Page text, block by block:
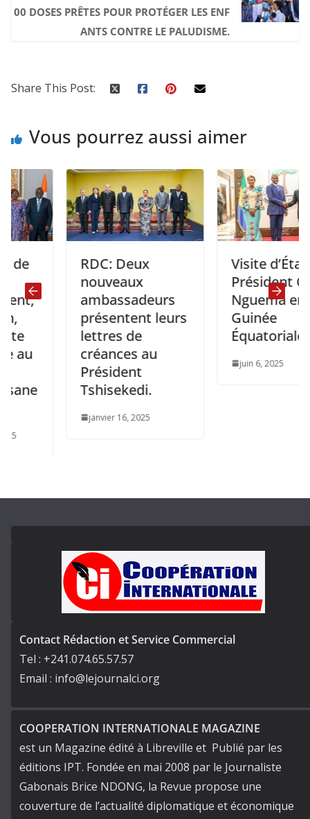
00 DOSES PRÊTES POUR PROTÉGER LES ENF
ANTS CONTRE LE PALUDISME.
Share This Post:
Vous pourrez aussi aimer
RDC: Deux
nouveaux
ambassadeurs
présentent leurs
lettres de
créances au
Président
Tshisekedi.
janvier 16, 2025
Visite d’État du
Président Oligui
Nguema en
Guinée
Équatoriale
juin 6, 2025
Contact Rédaction et Service Commercial
Tel : +241.074.65.57.57
Email : info@lejournalci.org
COOPERATION INTERNATIONALE MAGAZINE
est un Magazine édité à Libreville et Publié par les
éditions IPT. Fondée en mai 2008 par le Journaliste
Gabonais Brice NDONG, la Revue propose une
couverture de l’actualité diplomatique et économique